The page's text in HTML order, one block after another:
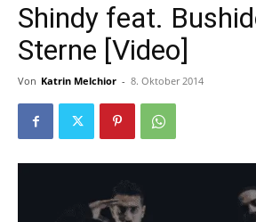
Shindy feat.
Sterne [Video]
Von Katrin Melchior - 8. Oktober 2014